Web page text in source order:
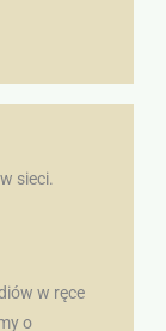
sieci.
w ręce
o